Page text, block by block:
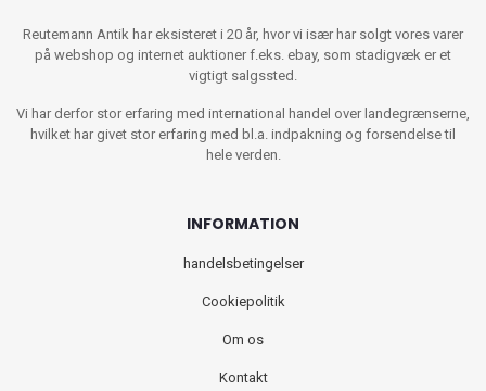
Reutemann Antik har eksisteret i 20 år, hvor vi især har solgt vores varer
på webshop og internet auktioner f.eks. ebay, som stadigvæk er et
vigtigt salgssted.
Vi har derfor stor erfaring med international handel over landegrænserne,
hvilket har givet stor erfaring med bl.a. indpakning og forsendelse til
hele verden.
INFORMATION
handelsbetingelser
Cookiepolitik
Om os
Kontakt